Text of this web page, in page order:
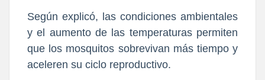
Según explicó, las condiciones ambientales
y el aumento de las temperaturas permiten
que los mosquitos sobrevivan más tiempo y
aceleren su ciclo reproductivo.